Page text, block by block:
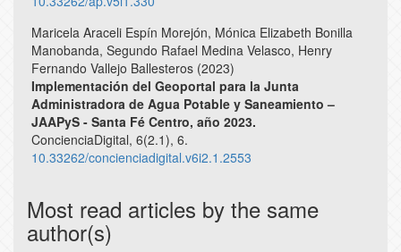
Maricela Araceli Espín Morejón, Mónica Elizabeth Bonilla
Manobanda, Segundo Rafael Medina Velasco, Henry
Fernando Vallejo Ballesteros (2023)
Implementación del Geoportal para la Junta
Administradora de Agua Potable y Saneamiento –
JAAPyS - Santa Fé Centro, año 2023.
ConcienciaDigital, 6(2.1), 6.
10.33262/concienciadigital.v6i2.1.2553
Most read articles by the same
author(s)